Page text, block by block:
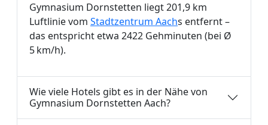
Gymnasium Dornstetten liegt 201,9 km
Luftlinie vom Stadtzentrum Aachs entfernt –
das entspricht etwa 2422 Gehminuten (bei Ø
5 km/h).
Wie viele Hotels gibt es in der Nähe von
Gymnasium Dornstetten Aach?